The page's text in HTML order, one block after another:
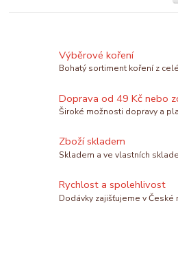
Výběrové koření
Bohatý sortiment koření z
Doprava od 49 Kč nebo
Široké možnosti dopravy a
Zboží skladem
Skladem a ve vlastních
Rychlost a spolehlivost
Dodávky zajišťujeme v